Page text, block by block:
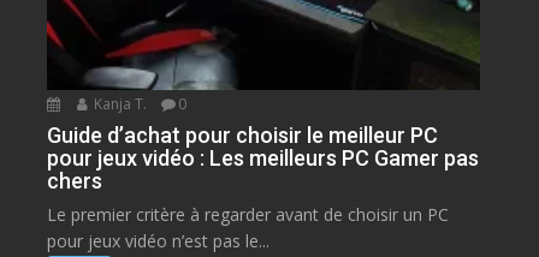
Kanja T. 0
Guide d’achat pour choisir le meilleur PC
pour jeux vidéo : Les meilleurs PC Gamer pas
chers
Le premier critère à regarder avant de choisir un PC
pour jeux vidéo n’est pas le...